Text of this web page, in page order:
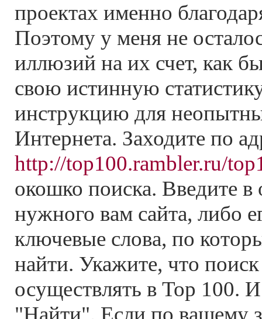
проектах именно
Поэтому у меня не
иллюзий на их счет, как
свою истинную
инструкцию для
Интернета. Заходите по
http://top100.rambler.ru/
окошко поиска. Введите
нужного вам сайта, либо
ключевые слова, по
найти. Укажите, что поиск
осуществлять в Top 100.
"Найти". Если по вашему